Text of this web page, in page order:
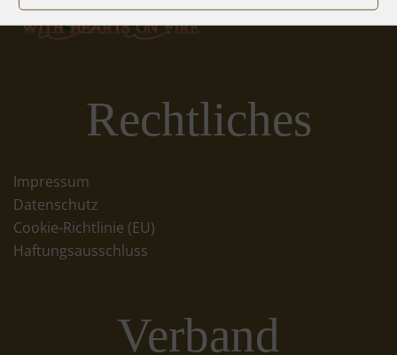
Rechtliches
Impressum
Datenschutz
Cookie-Richtlinie (EU)
Haftungsausschluss
Verband